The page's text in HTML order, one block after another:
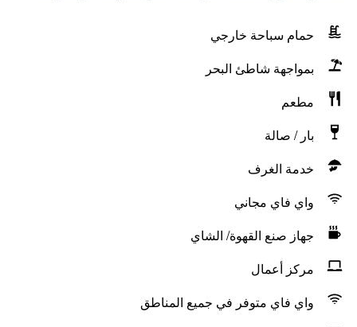
حمام سباحة خارجي
بمواجهة شاطئ البحر
مطعم
بار / صالة
خدمة الغرف
واي فاي مجاني
جهاز صنع القهوة/ الشاي
مركز أعمال
واي فاي متوفر في جميع المناطق